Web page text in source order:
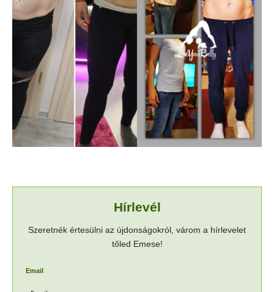
Hírlevél
Szeretnék értesülni az újdonságokról, várom a hírlevelet
tőled Emese!
Email